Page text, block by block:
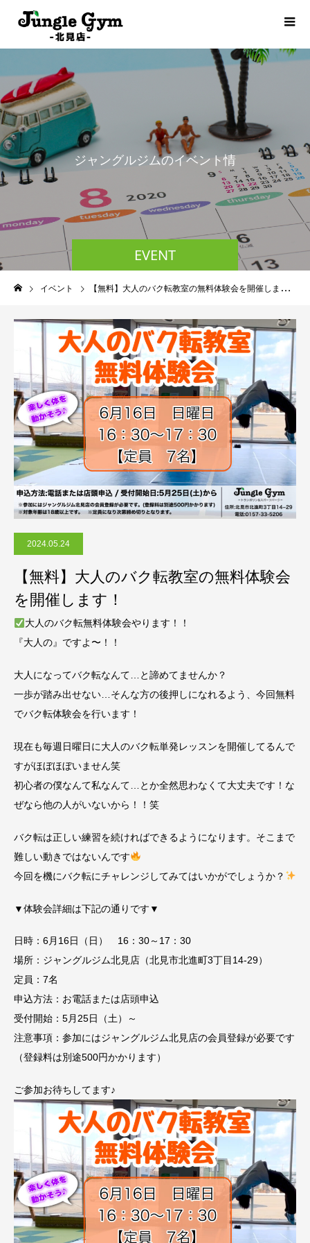
EVENT
ジャングルジムのイベント情報
イベント 【無料】大人のバク転教室の無料体験会を開催します！
2024.05.24
【無料】大人のバク転教室の無料体験会
を開催します！
大人のバク転無料体験会やります！！
『大人の』ですよ〜！！
大人になってバク転なんて…と諦めてませんか？
一歩が踏み出せない…そんな方の後押しになれるよう、今回無料
でバク転体験会を行います！
現在も毎週日曜日に大人のバク転単発レッスンを開催してるんで
すがほぼほぼいません笑
初心者の僕なんて私なんて…とか全然思わなくて大丈夫です！な
ぜなら他の人がいないから！！笑
バク転は正しい練習を続ければできるようになります。そこまで
難しい動きではないんです
今回を機にバク転にチャレンジしてみてはいかがでしょうか？
▼体験会詳細は下記の通りです▼
日時：6月16日（日） 16：30～17：30
場所：ジャングルジム北見店（北見市北進町3丁目14-29）
定員：7名
申込方法：お電話または店頭申込
受付開始：5月25日（土）～
注意事項：参加にはジャングルジム北見店の会員登録が必要です
（登録料は別途500円かかります）
ご参加お待ちしてます♪